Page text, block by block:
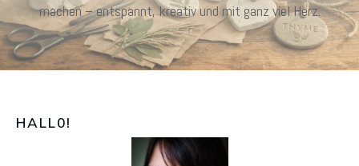
machen – entspannt, kreativ und mit ganz viel Herz.
HALL0!